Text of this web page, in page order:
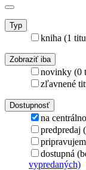
Typ
kniha (1
Zobraziť iba
novinky (0
zľavnené
Dostupnosť
na
predpredaj
dostupná
vypredaných)